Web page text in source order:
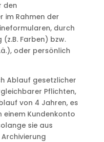
den
Rahmen der
durch
Farben) bzw.
oder persönlich
Ablauf gesetzlicher
Pflichten,
von 4 Jahren, es
einem Kundenkonto
sie aus